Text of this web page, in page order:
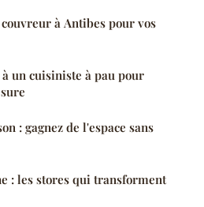
à Antibes pour vos
un cuisiniste à pau pour
: gagnez de l'espace sans
: les stores qui transforment